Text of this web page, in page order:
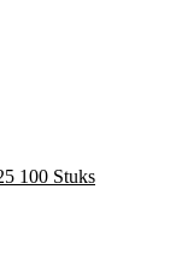
100 Stuks